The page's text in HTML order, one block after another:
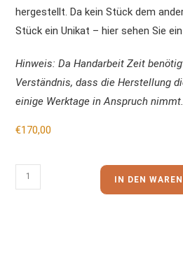
hergestellt. Da kein Stück dem
Stück ein Unikat – hier sehen Sie ein
Hinweis: Da Handarbeit Zeit
Verständnis, dass die Herstellung
einige Werktage in Anspruch nimmt.
€170,00
IN DEN